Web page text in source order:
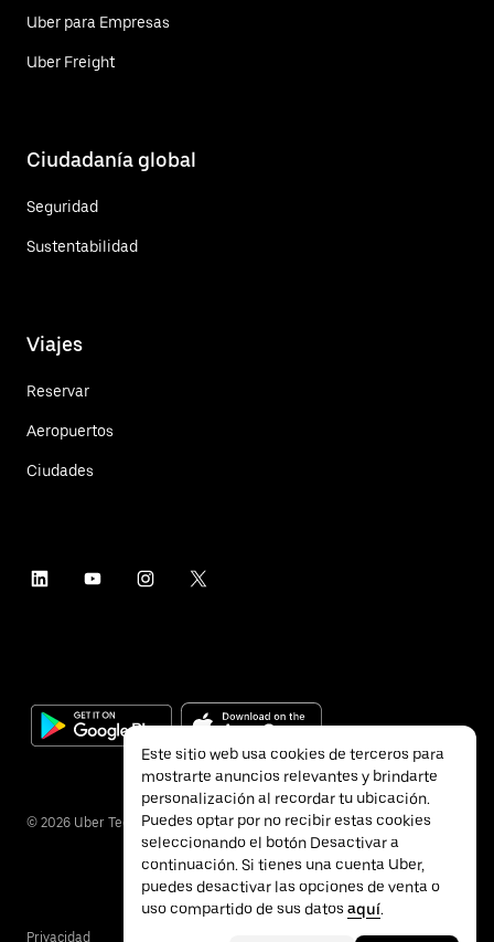
Uber para Empresas
Uber Freight
Ciudadanía global
Seguridad
Sustentabilidad
Viajes
Reservar
Aeropuertos
Ciudades
© 2026 Uber Technologies Inc.
Privacidad
Este sitio web usa cookies de terceros para
mostrarte anuncios relevantes y brindarte
personalización al recordar tu ubicación.
Puedes optar por no recibir estas cookies
seleccionando el botón Desactivar a
continuación. Si tienes una cuenta Uber,
puedes desactivar las opciones de venta o
uso compartido de sus datos aquí.